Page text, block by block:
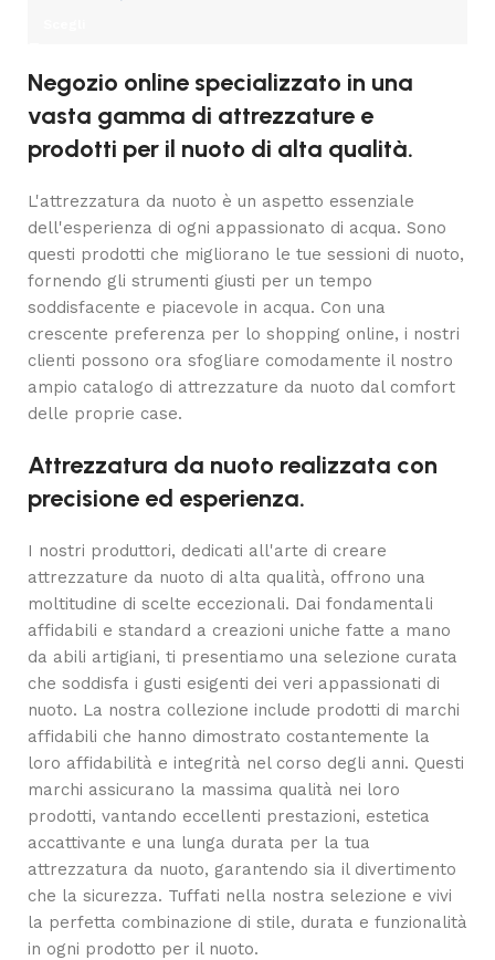
Negozio online specializzato in una
vasta gamma di attrezzature e
prodotti per il nuoto di alta qualità.
L'attrezzatura da nuoto è un aspetto essenziale
dell'esperienza di ogni appassionato di acqua. Sono
questi prodotti che migliorano le tue sessioni di nuoto,
fornendo gli strumenti giusti per un tempo
soddisfacente e piacevole in acqua. Con una
crescente preferenza per lo shopping online, i nostri
clienti possono ora sfogliare comodamente il nostro
ampio catalogo di attrezzature da nuoto dal comfort
delle proprie case.
Attrezzatura da nuoto realizzata con
precisione ed esperienza.
I nostri produttori, dedicati all'arte di creare
attrezzature da nuoto di alta qualità, offrono una
moltitudine di scelte eccezionali. Dai fondamentali
affidabili e standard a creazioni uniche fatte a mano
da abili artigiani, ti presentiamo una selezione curata
che soddisfa i gusti esigenti dei veri appassionati di
nuoto. La nostra collezione include prodotti di marchi
affidabili che hanno dimostrato costantemente la
loro affidabilità e integrità nel corso degli anni. Questi
marchi assicurano la massima qualità nei loro
prodotti, vantando eccellenti prestazioni, estetica
accattivante e una lunga durata per la tua
attrezzatura da nuoto, garantendo sia il divertimento
che la sicurezza. Tuffati nella nostra selezione e vivi
la perfetta combinazione di stile, durata e funzionalità
in ogni prodotto per il nuoto.